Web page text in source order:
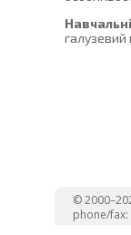
галузевий
©
phone/fax: